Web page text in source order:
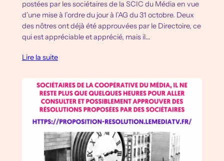
postées par les sociétaires de la SCIC du Média en vue
d’une mise à l’ordre du jour à l’AG du 31 octobre. Deux
des nôtres ont déjà été approuvées par le Directoire, ce
qui est appréciable et apprécié, mais il…
Lire la suite